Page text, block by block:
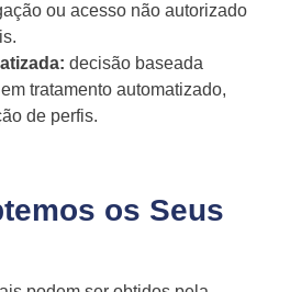
ou acesso não autorizado
decisão baseada
tratamento automatizado,
de perfis.
os Seus